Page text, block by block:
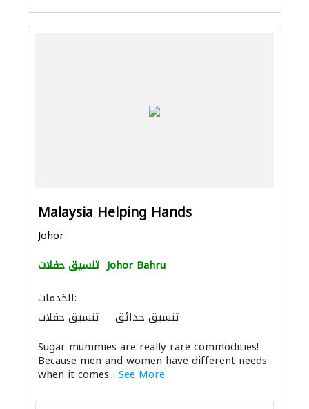
Malaysia Helping Hands
Johor
تنسيق حفلات Johor Bahru
الخدمات:
تنسيق حفلات
تنسيق حدائق
Sugar mummies are really rare commodities!
Because men and women have different needs
when it comes... See More